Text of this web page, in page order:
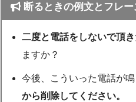
断るときの例文とフレー
二度と電話をしないで頂
ますか？
今後、こういった電話が
から削除してください。